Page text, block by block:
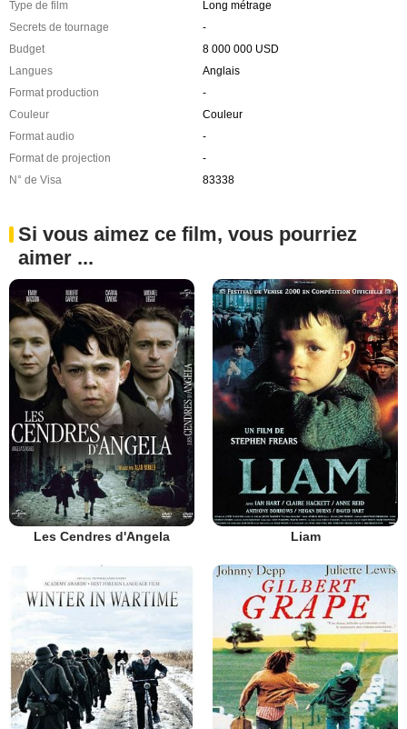
Type de film
Long métrage
Secrets de tournage
-
Budget
8 000 000 USD
Langues
Anglais
Format production
-
Couleur
Couleur
Format audio
-
Format de projection
-
N° de Visa
83338
Si vous aimez ce film, vous pourriez
aimer ...
Les Cendres d'Angela Liam